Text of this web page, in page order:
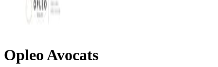
Opleo Avocats